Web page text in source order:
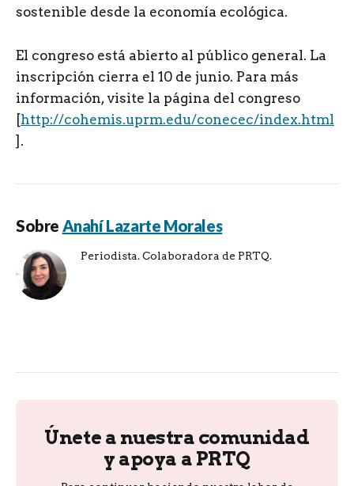
sostenible desde la economía ecológica.
El congreso está abierto al público general. La
inscripción cierra el 10 de junio. Para más
información, visite la página del congreso
[http://cohemis.uprm.edu/conecec/index.html
].
Sobre Anahí Lazarte Morales
Periodista. Colaboradora de PRTQ.
Únete a nuestra comunidad
y apoya a PRTQ